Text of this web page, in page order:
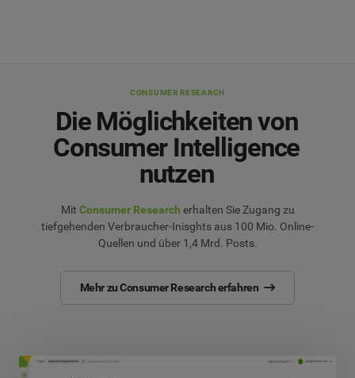
CONSUMER RESEARCH
Die Möglichkeiten von
Consumer Intelligence
nutzen
Mit Consumer Research erhalten Sie Zugang zu
tiefgehenden Verbraucher-Inisghts aus 100 Mio. Online-
Quellen und über 1,4 Mrd. Posts.
Mehr zu Consumer Research erfahren